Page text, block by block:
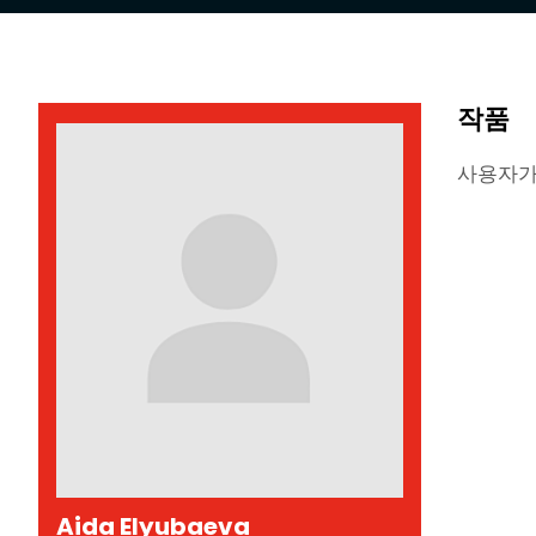
Aida Elyubaeva
작품
사용자